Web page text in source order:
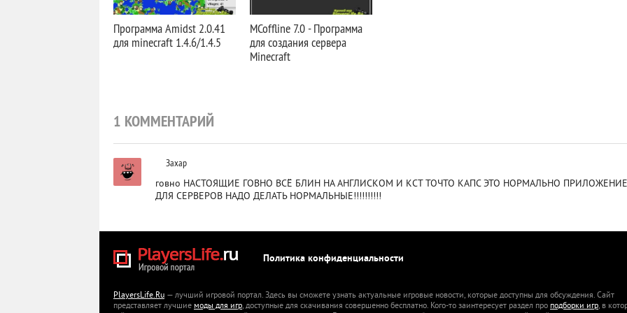
Программа Amidst 2.0.41
для minecraft 1.4.6/1.4.5
MCoffline 7.0 - Программа
для создания сервера
Minecraft
1 КОММЕНТАРИЙ
Захар
говно НАСТОЯЩИЕ ГОВНО ВСЁ БЛИН НА АНГЛИСКОМ И КСТ ТОЧТО КАПС ЭТО НОРМАЛЬНО ПРИЛОЖЕНИЕ
ДЛЯ СЕРВЕРОВ НАДО ДЕЛАТЬ НОРМАЛЬНЫЕ!!!!!!!!!!
Политика конфиденциальности
PlayersLife.Ru — лучший игровой портал. Здесь вы сможете узнать актуальные игровые новости, которые доступны для обсуждения. Сайт
представляет лучшие моды для игр, доступные для скачивания совершенно бесплатно. Кого-то заинтересует раздел про подборки игр, в